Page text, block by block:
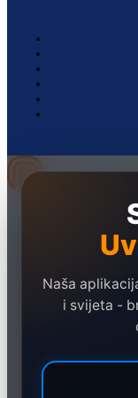
Naša
i svijeta -
Hronika